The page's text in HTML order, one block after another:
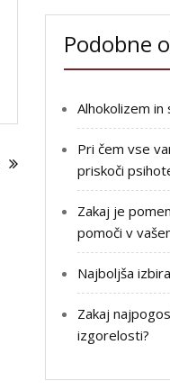
Podobne
Alhokolizem in
Pri čem vse
priskoči
Zakaj je
pomoči v
Najboljša
Zakaj
izgorelosti?